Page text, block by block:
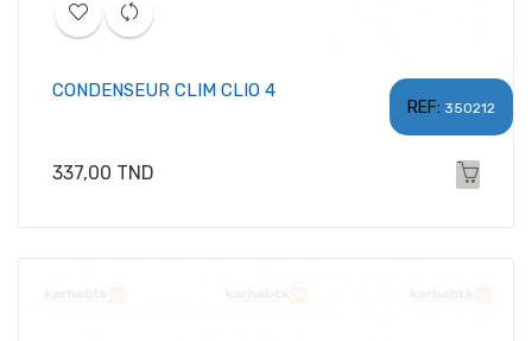
REF: 350212
CONDENSEUR CLIM CLIO 4
Prix
337,00 TND